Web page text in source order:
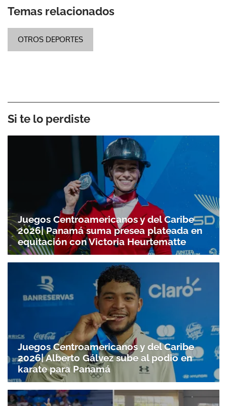
Temas relacionados
OTROS DEPORTES
Si te lo perdiste
Juegos Centroamericanos y del Caribe
2026| Panamá suma presea plateada en
equitación con Victoria Heurtematte
Juegos Centroamericanos y del Caribe
2026| Alberto Gálvez sube al podio en
karate para Panamá